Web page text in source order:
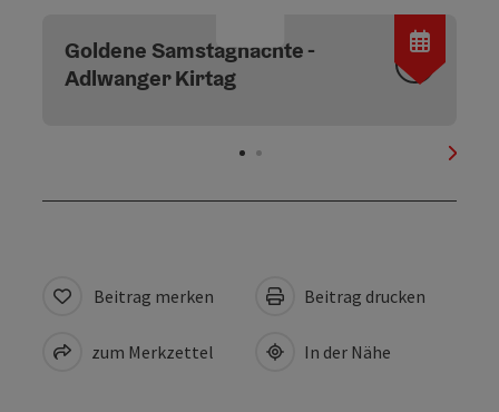
Goldene Samstagnächte -
Adlwanger Kirtag
Beitrag merken
zum Merkzettel
Beitrag drucken
In der Nähe